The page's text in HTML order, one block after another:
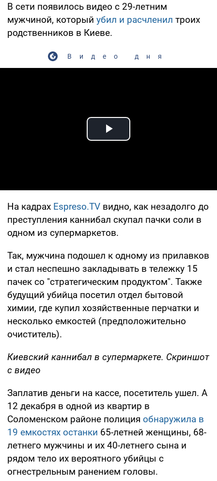
В сети появилось видео с 29-летним
мужчиной, который убил и расчленил троих
родственников в Киеве.
Видео дня
Play Video
На кадрах Espreso.TV видно, как незадолго до
преступления каннибал скупал пачки соли в
одном из супермаркетов.
Так, мужчина подошел к одному из прилавков
и стал неспешно закладывать в тележку 15
пачек со "стратегическим продуктом". Также
будущий убийца посетил отдел бытовой
химии, где купил хозяйственные перчатки и
несколько емкостей (предположительно
очиститель).
Киевский каннибал в супермаркете. Скриншот
с видео
Заплатив деньги на кассе, посетитель ушел. А
12 декабря в одной из квартир в
Соломенском районе полиция обнаружила в
19 емкостях останки 65-летней женщины, 68-
летнего мужчины и их 40-летнего сына и
рядом тело их вероятного убийцы с
огнестрельным ранением головы.